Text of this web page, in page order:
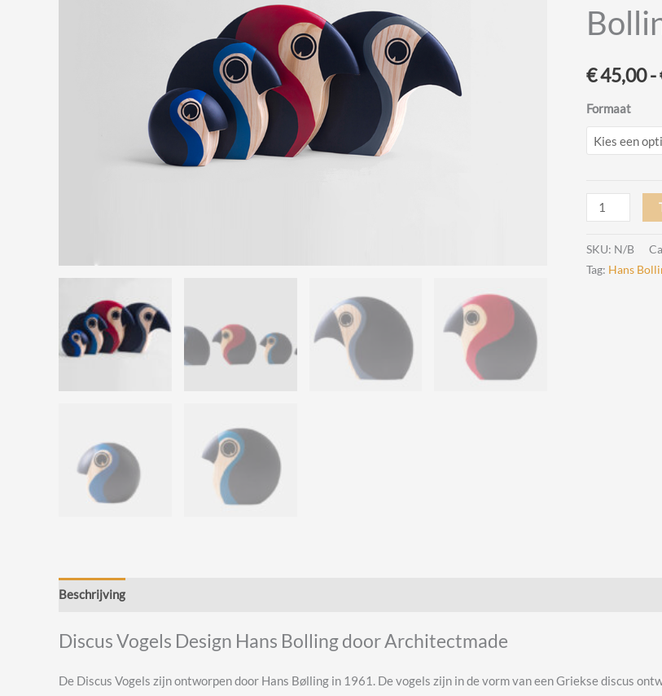
€45,00-
Formaat
Discus
Vogels
Design
Hans
SKU: N/B
Tag: Hans
Beschrijving
Discus Vogels Design Hans Bolling door Architectmade
De Discus Vogels zijn ontworpen door Hans Bølling in 1961. De vogels zijn in de vorm van een Griekse discus